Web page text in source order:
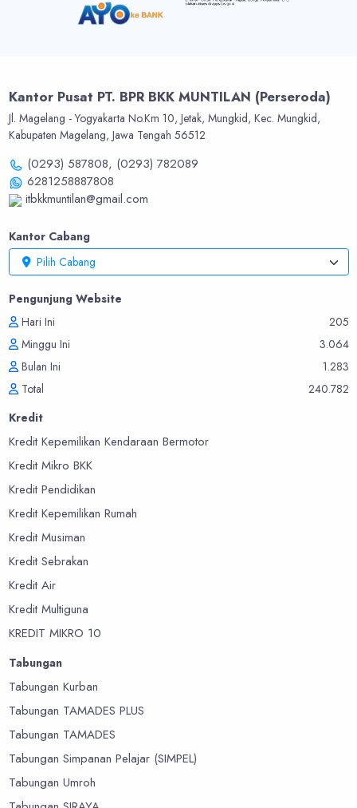
Kantor Pusat PT. BPR BKK MUNTILAN (Perseroda)
Jl. Magelang - Yogyakarta No.Km 10, Jetak, Mungkid, Kec. Mungkid,
Kabupaten Magelang, Jawa Tengah 56512
(0293) 587808, (0293) 782089
6281258887808
itbkkmuntilan@gmail.com
Pengunjung Website
Hari Ini
205
Minggu Ini
3.064
Bulan Ini
1.283
Total
240.782
Kantor Cabang
Pilih Cabang
Kredit
Kredit Kepemilikan Kendaraan Bermotor
Kredit Mikro BKK
Kredit Pendidikan
Kredit Kepemilikan Rumah
Kredit Musiman
Kredit Sebrakan
Kredit Air
Kredit Multiguna
KREDIT MIKRO 10
Tabungan
Tabungan Kurban
Tabungan TAMADES PLUS
Tabungan TAMADES
Tabungan Simpanan Pelajar (SIMPEL)
Tabungan Umroh